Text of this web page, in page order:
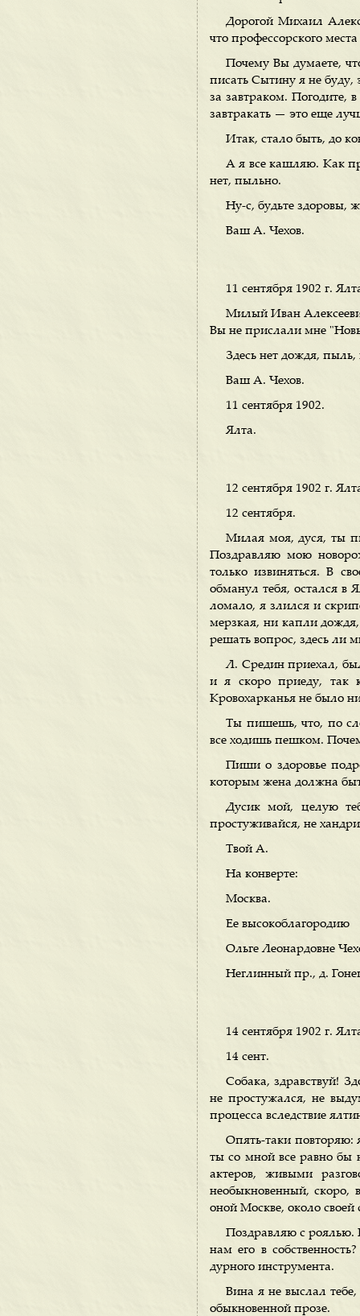
Дорогой Михаил
что профессорского
Почему Вы думаете,
писать Сытину я не буду,
за завтраком. Погодите,
завтракать — это еще
Итак, стало быть, до
А я все кашляю. Как
нет, пыльно.
Ну-с, будьте здоровы,
Ваш А. Чехов.
11 сентября 1902 г.
Милый Иван
Вы не прислали мне
Здесь нет дождя, пыль,
Ваш А. Чехов.
11 сентября 1902.
Ялта.
12 сентября 1902 г.
12 сентября.
Милая моя, дуся, ты
Поздравляю мою
только извиняться. В
обманул тебя, остался в
ломало, я злился и
мерзкая, ни капли дождя,
решать вопрос, здесь ли
Л. Средин приехал,
и я скоро приеду, так
Кровохарканья не было
Ты пишешь, что, по
все ходишь пешком.
Пиши о здоровье
которым жена должна
Дусик мой, целую
простуживайся, не
Твой А.
На конверте:
Москва.
Ее высокоблагородию
Ольге Леонардовне
Неглинный пр., д.
14 сентября 1902 г.
14 сент.
Собака, здравствуй!
не простужался, не
процесса вследствие
Опять-таки повторяю:
ты со мной все равно бы
актеров, живыми
необыкновенный, скоро,
оной Москве, около
Поздравляю с роялью.
нам его в
дурного инструмента.
Вина я не выслал
обыкновенной прозе.